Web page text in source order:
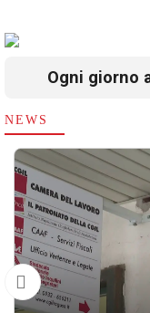
Ogni giorno
NEWS